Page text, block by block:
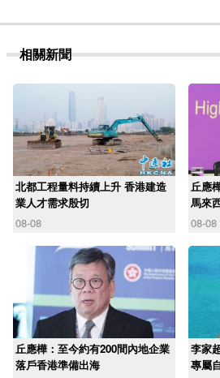
相關新聞
北都工程量料持續上升 香港建造
業人才需求殷切
08-08
丘應
馬來
08-08
丘應樺：至今約有200間內地企業
落戶香港準備出海
李家
專屬